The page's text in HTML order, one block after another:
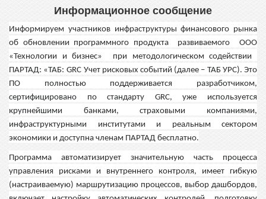
Информационное сообщение
Информируем участников инфраструктуры финансового рынка
об обновлении программного продукта развиваемого
ООО
«Технологии и бизнес» при методологическом содействии
ПАРТАД: «ТАБ: GRC Учет рисковых событий (далее – ТАБУРС). Это
ПО полностью поддерживается разработчиком,
сертифицировано по стандарту GRC, уже используется
крупнейшими банками, страховыми компаниями,
инфраструктурными институтами и реальным сектором
экономики и доступна членам ПАРТАД бесплатно.
Программа автоматизирует значительную часть процесса
управления рисками и внутреннего контроля, имеет гибкую
(настраиваемую) маршрутизацию процессов, выбор дашбордов,